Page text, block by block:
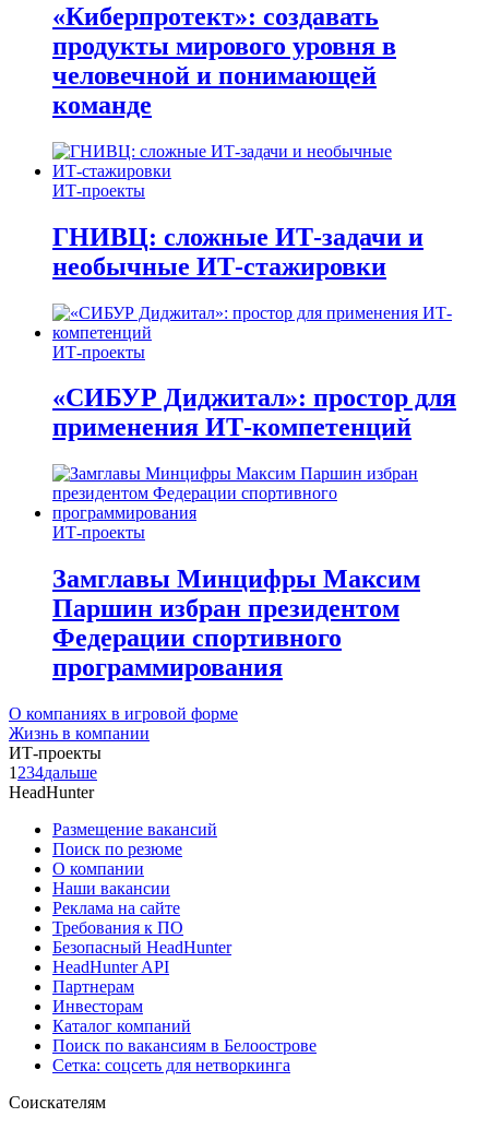
«Киберпротект»: создавать
продукты мирового уровня в
человечной и понимающей
команде
ИТ-проекты
ГНИВЦ: сложные ИТ‑задачи и
необычные ИТ‑стажировки
ИТ-проекты
«СИБУР Диджитал»: простор для
применения ИТ-компетенций
ИТ-проекты
Замглавы Минцифры Максим
Паршин избран президентом
Федерации спортивного
программирования
О компаниях в игровой форме
Жизнь в компании
ИТ-проекты
1 234дальше
HeadHunter
Размещение вакансий
Поиск по резюме
О компании
Наши вакансии
Реклама на сайте
Требования к ПО
Безопасный HeadHunter
HeadHunter API
Партнерам
Инвесторам
Каталог компаний
Поиск по вакансиям в Белоострове
Сетка: соцсеть для нетворкинга
Соискателям